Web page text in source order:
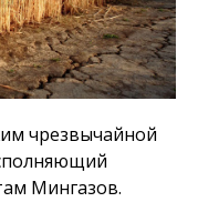
чрезвычайной
Мингазов.